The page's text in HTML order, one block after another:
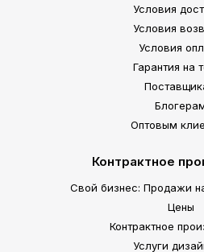
Условия
Условия
Условия
Гарантия на
Оптовым
Контрактное
Свой бизнес: Продажи
Цены
Контрактное
Услуги